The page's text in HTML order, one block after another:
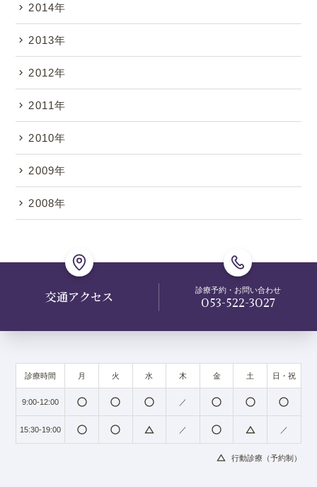
2014年
2013年
2012年
2011年
2010年
2009年
2008年
交通アクセス 診療予約・お問い合わせ
053-522-3027
診療時間 月 火 水 木 金 土 日・祝
9:00-12:00 radio_button_unchecked radio_button_unchecked radio_button_unchecked ／ radio_button_unchecked radio_button_unchecked radio_button_unchecked
15:30-19:00 radio_button_unchecked radio_button_unchecked change_history ／ radio_button_unchecked change_history ／
change_history 行動診療（予約制）